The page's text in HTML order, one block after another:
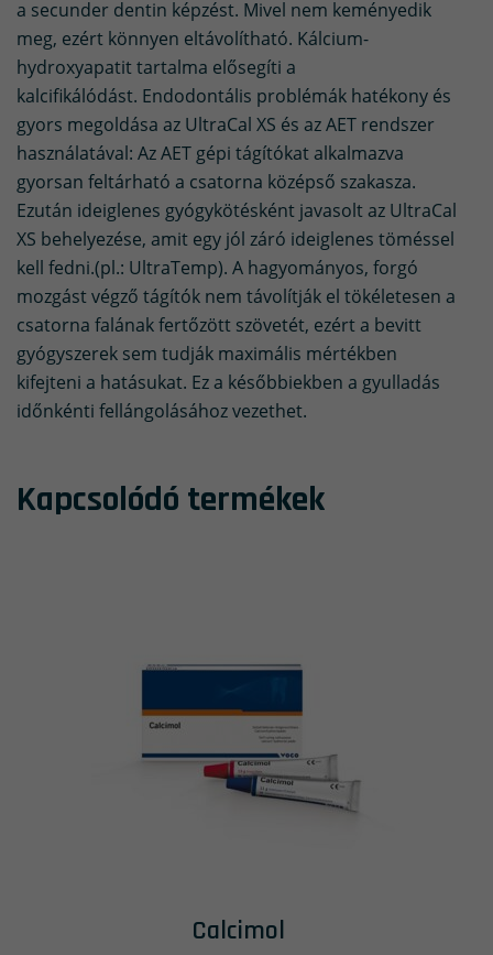
a secunder dentin képzést. Mivel nem keményedik
meg, ezért könnyen eltávolítható. Kálcium-
hydroxyapatit tartalma elősegíti a
kalcifikálódást. Endodontális problémák hatékony és
gyors megoldása az UltraCal XS és az AET rendszer
használatával: Az AET gépi tágítókat alkalmazva
gyorsan feltárható a csatorna középső szakasza.
Ezután ideiglenes gyógykötésként javasolt az UltraCal
XS behelyezése, amit egy jól záró ideiglenes töméssel
kell fedni.(pl.: UltraTemp). A hagyományos, forgó
mozgást végző tágítók nem távolítják el tökéletesen a
csatorna falának fertőzött szövetét, ezért a bevitt
gyógyszerek sem tudják maximális mértékben
kifejteni a hatásukat. Ez a későbbiekben a gyulladás
időnkénti fellángolásához vezethet.
Kapcsolódó termékek
Calcimol